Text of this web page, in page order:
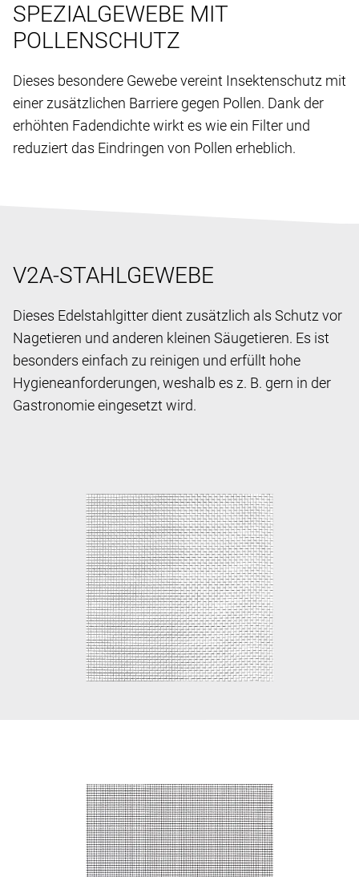
SPEZIALGEWEBE MIT
POLLENSCHUTZ
Dieses besondere Gewebe vereint Insektenschutz mit
einer zusätzlichen Barriere gegen Pollen. Dank der
erhöhten Fadendichte wirkt es wie ein Filter und
reduziert das Eindringen von Pollen erheblich.
V2A-STAHLGEWEBE
Dieses Edelstahlgitter dient zusätzlich als Schutz vor
Nagetieren und anderen kleinen Säugetieren. Es ist
besonders einfach zu reinigen und erfüllt hohe
Hygieneanforderungen, weshalb es z. B. gern in der
Gastronomie eingesetzt wird.